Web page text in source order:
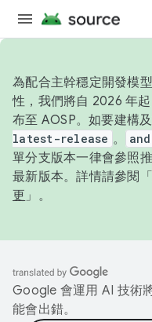
為配合主幹穩定開發模
性，我們將自 2026 年
布至 AOSP。如要建構
latest-release 。
單分支版本一律會參照
最新版本。詳情請參閱「
更 」。
Google 會運用 AI 技術
能會出錯。